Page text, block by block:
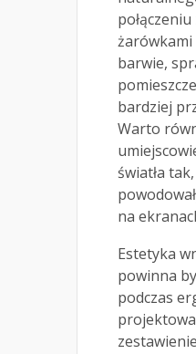
żarówkami
barwie,
bardziej
Warto
światła
na
Estetyka
powinna
podczas